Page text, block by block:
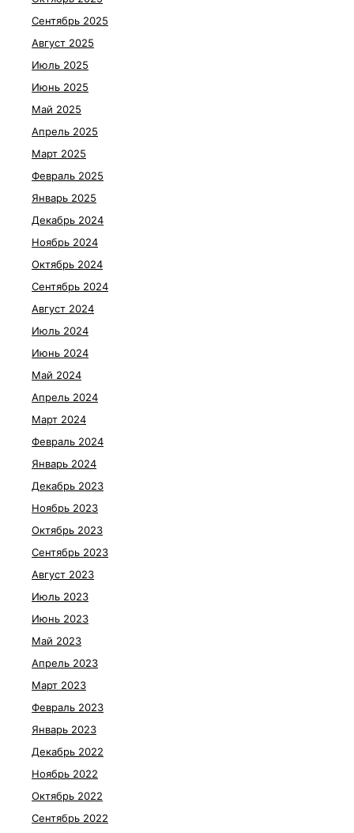
Сентябрь 2025
Август 2025
Июль 2025
Июнь 2025
Май 2025
Апрель 2025
Март 2025
Февраль 2025
Январь 2025
Декабрь 2024
Ноябрь 2024
Октябрь 2024
Сентябрь 2024
Август 2024
Июль 2024
Июнь 2024
Май 2024
Апрель 2024
Март 2024
Февраль 2024
Январь 2024
Декабрь 2023
Ноябрь 2023
Октябрь 2023
Сентябрь 2023
Август 2023
Июль 2023
Июнь 2023
Май 2023
Апрель 2023
Март 2023
Февраль 2023
Январь 2023
Декабрь 2022
Ноябрь 2022
Октябрь 2022
Сентябрь 2022